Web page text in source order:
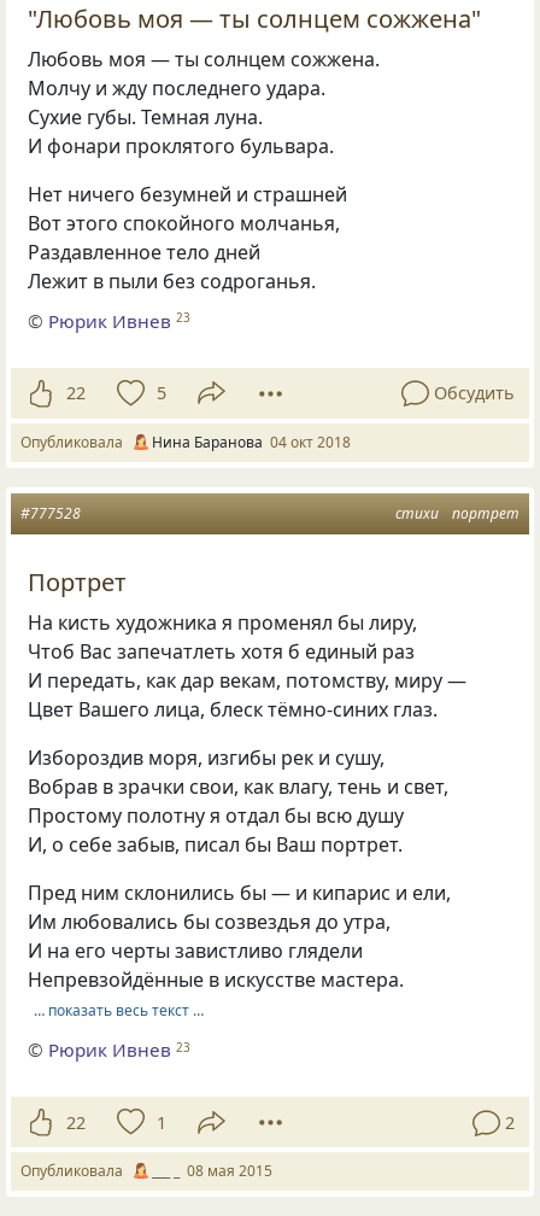
"Любовь моя — ты солнцем сожжена"
Любовь моя — ты солнцем сожжена.
Молчу и жду последнего удара.
Сухие губы. Темная луна.
И фонари проклятого бульвара.
Нет ничего безумней и страшней
Вот этого спокойного молчанья,
Раздавленное тело дней
Лежит в пыли без содроганья.
© Рюрик Ивнев 23
22 5 Обсудить
Опубликовала Нина Баранова 04 окт 2018
стихи портрет
#777528
Портрет
На кисть художника я променял бы лиру,
Чтоб Вас запечатлеть хотя б единый раз
И передать, как дар векам, потомству, миру —
Цвет Вашего лица, блеск тёмно-синих глаз.
Избороздив моря, изгибы рек и сушу,
Вобрав в зрачки свои, как влагу, тень и свет,
Простому полотну я отдал бы всю душу
И, о себе забыв, писал бы Ваш портрет.
Пред ним склонились бы — и кипарис и ели,
Им любовались бы созвездья до утра,
И на его черты завистливо глядели
Непревзойдённые в искусстве мастера.
… показать весь текст …
© Рюрик Ивнев 23
22 1 2
Опубликовала 08 мая 2015